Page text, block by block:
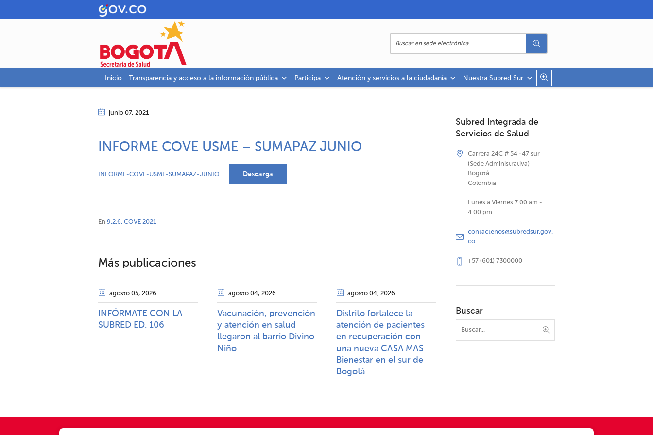
Inicio Transparencia y acceso a la información pública Participa Atención y servicios a la ciudadanía Nuestra Subred Sur
junio 07, 2021
INFORME COVE USME – SUMAPAZ JUNIO
INFORME-COVE-USME-SUMAPAZ-JUNIO Descarga
En 9.2.6. COVE 2021
Más publicaciones
agosto 05, 2026
INFÓRMATE CON LA
SUBRED ED. 106
agosto 04, 2026
Vacunación, prevención
y atención en salud
llegaron al barrio Divino
Niño
agosto 04, 2026
Distrito fortalece la
atención de pacientes
en recuperación con
una nueva CASA MAS
Bienestar en el sur de
Bogotá
Subred Integrada de
Servicios de Salud
Carrera 24C # 54 -47 sur
(Sede Administrativa)
Bogotá
Colombia
Lunes a Viernes 7:00 am -
4:00 pm
contactenos@subredsur.gov.
co
+57 (601) 7300000
Buscar